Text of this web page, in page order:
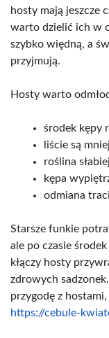
hosty mają jeszcze
warto dzielić ich w
szybko więdną, a
przyjmują.
Hosty warto
środek kępy
liście są
roślina
kępa
odmiana
Starsze funkie
ale po czasie
kłączy hosty
zdrowych
przygodę z
https://cebule-